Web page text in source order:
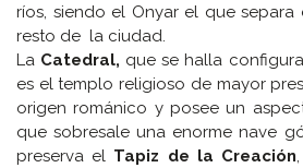
ríos, siendo el Onyar el que
resto de la ciudad.
La Catedral, que se halla
es el templo religioso de mayor
origen románico y posee un
que sobresale una enorme nave
preserva el Tapiz de la Creación